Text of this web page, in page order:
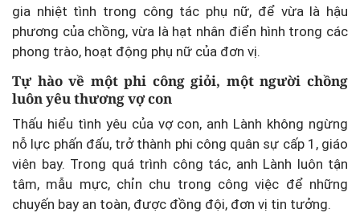
gia nhiệt tình trong công tác phụ nữ, để vừa là hậu
phương của chồng, vừa là hạt nhân điển hình trong các
phong trào, hoạt động phụ nữ của đơn vị.
Tự hào về một phi công giỏi, một người chồng
luôn yêu thương vợ con
Thấu hiểu tình yêu của vợ con, anh Lành không ngừng
nỗ lực phấn đấu, trở thành phi công quân sự cấp 1, giáo
viên bay. Trong quá trình công tác, anh Lành luôn tận
tâm, mẫu mực, chỉn chu trong công việc để những
chuyến bay an toàn, được đồng đội, đơn vị tin tưởng.